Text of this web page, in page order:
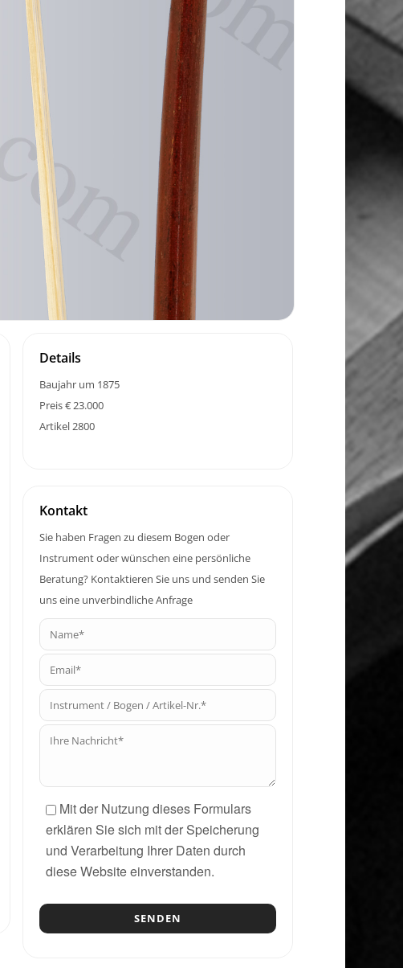
Details
Baujahr um 1875
Preis € 23.000
Artikel 2800
Kontakt
Sie haben Fragen zu diesem Bogen oder
Instrument oder wünschen eine persönliche
Beratung? Kontaktieren Sie uns und senden Sie
uns eine unverbindliche Anfrage
Mit der Nutzung dieses Formulars
erklären Sie sich mit der Speicherung
und Verarbeitung Ihrer Daten durch
diese Website einverstanden.